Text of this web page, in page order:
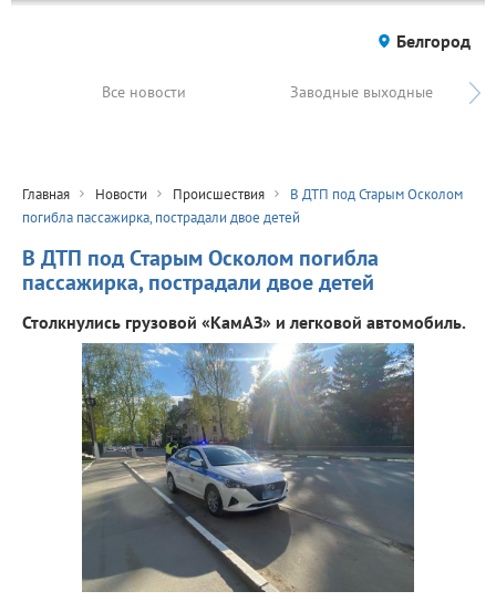
Белгород
Все новости Заводные выходные
Главная Новости Происшествия
В ДТП под Старым Осколом
погибла пассажирка, пострадали двое детей
В ДТП под Старым Осколом погибла
пассажирка, пострадали двое детей
Столкнулись грузовой «КамАЗ» и легковой автомобиль.